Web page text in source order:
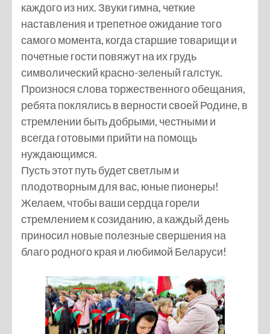
каждого из них. Звуки гимна, четкие
наставления и трепетное ожидание того
самого момента, когда старшие товарищи и
почетные гости повяжут на их грудь
символический красно-зеленый галстук.
Произнося слова торжественного обещания,
ребята поклялись в верности своей Родине, в
стремлении быть добрыми, честными и
всегда готовыми прийти на помощь
нуждающимся.
Пусть этот путь будет светлым и
плодотворным для вас, юные пионеры!
Желаем, чтобы ваши сердца горели
стремлением к созиданию, а каждый день
приносил новые полезные свершения на
благо родного края и любимой Беларуси!